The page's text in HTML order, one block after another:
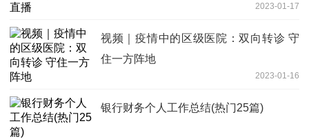
2023-01-17
视频｜疫情中的区级医院：双向转诊 守
住一方阵地
2023-01-16
银行财务个人工作总结(热门25篇)